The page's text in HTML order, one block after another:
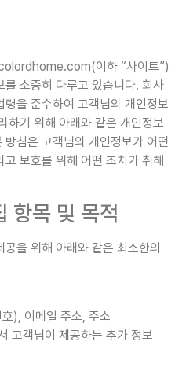
이하 “사이트”)
소중히 다루고 있습니다. 회사
령을 준수하여 고객님의 개인정보
하기 위해 아래와 같은 개인정보
침은 고객님의 개인정보가 어떤
고 보호를 위해 어떤 조치가 취해
항목 및 목적
을 위해 아래와 같은 최소한의
), 이메일 주소, 주소
고객님이 제공하는 추가 정보